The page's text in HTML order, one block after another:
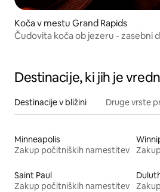
Koča v mestu Grand Rapids
Čudovita koča ob jezeru - zasebni
Destinacije, ki jih je
Destinacije v bližini Druge vrste
Minneapolis
Zakup počitniških namestitev
Saint Paul
Zakup počitniških namestitev